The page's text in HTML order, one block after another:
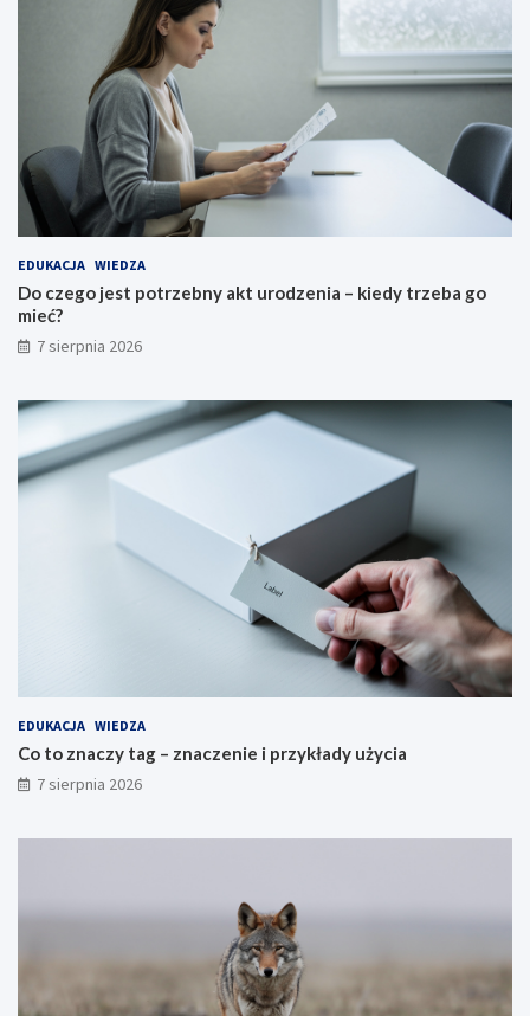
EDUKACJA WIEDZA
Do czego jest potrzebny akt urodzenia – kiedy trzeba go
mieć?
7 sierpnia 2026
EDUKACJA WIEDZA
Co to znaczy tag – znaczenie i przykłady użycia
7 sierpnia 2026